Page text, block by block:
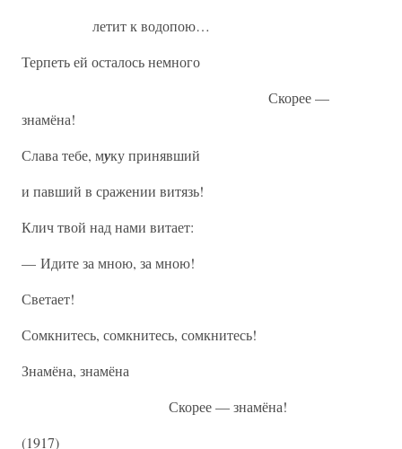
летит к водопою…
Терпеть ей осталось немного
Скорее —
знамёна!
Слава тебе, муку принявший
и павший в сражении витязь!
Клич твой над нами витает:
— Идите за мною, за мною!
Светает!
Сомкнитесь, сомкнитесь, сомкнитесь!
Знамёна, знамёна
Скорее — знамёна!
(1917)